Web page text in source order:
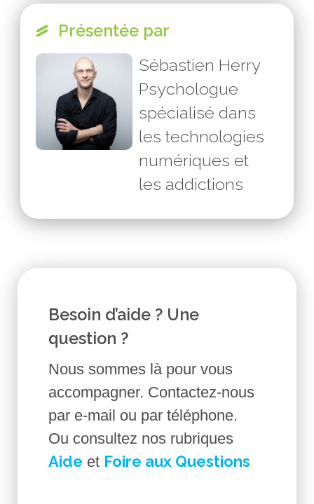
Présentée par
Sébastien Herry
Psychologue
spécialisé dans
les technologies
numériques et
les addictions
Besoin d’aide ? Une
question ?
Nous sommes là pour vous
accompagner. Contactez-nous
par e-mail ou par téléphone.
Ou consultez nos rubriques
Aide et Foire aux Questions